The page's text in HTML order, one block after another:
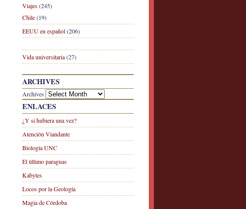
Viajes(245)
Chile(19)
EEUU en español(206)
Vida universitaria(27)
ARCHIVES
Archives
ENLACES
¿Y si hubiera una vez?
Atención Viandante
Biología UNC
El último paraguas
Kabytes
Locos por la Geología
Magia de Córdoba